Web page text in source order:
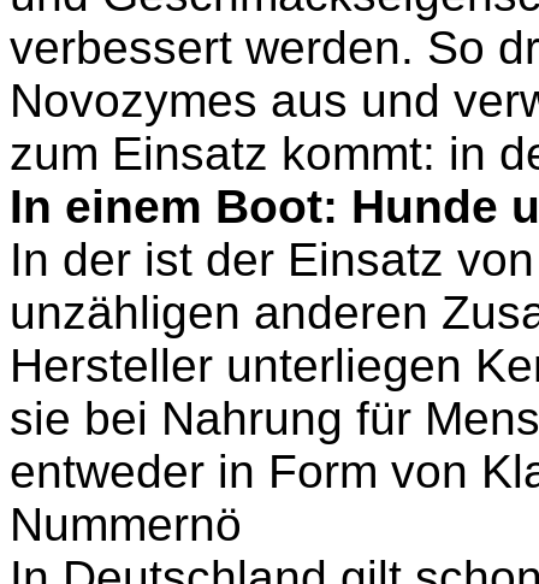
verbessert werden. So
Novozymes aus und
zum Einsatz kommt: in
In einem Boot: Hunde
In der ist der Einsatz
unzähligen anderen
Hersteller unterliegen
sie bei Nahrung für
entweder in Form von
Nummernö